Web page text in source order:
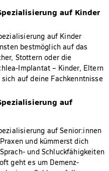
auf Kinder
auf Kinder
bestmöglich auf das
Stottern oder die
Implantat – Kinder, Eltern
auf deine Fachkenntnisse
auf
auf Senior:innen
und kümmerst dich
und Schluckfähigkeiten
geht es um Demenz-